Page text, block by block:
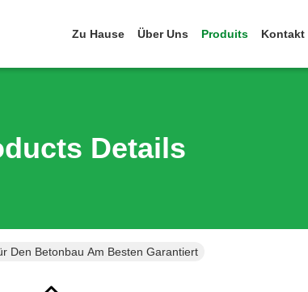
Zu Hause Über Uns Produits Kontakt
Details
Den Betonbau Am Besten Garantiert